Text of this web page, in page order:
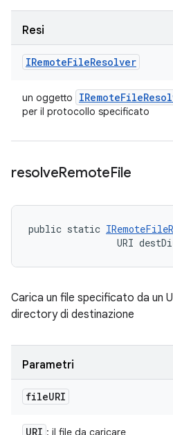
Resi
IRemoteFileResolver
un oggetto IRemoteFile
per il protocollo specificato
resolveRemoteFile
public static
URI
Carica un file specificato da un
directory di destinazione
Parametri
fileURI
URI : il file da caricare